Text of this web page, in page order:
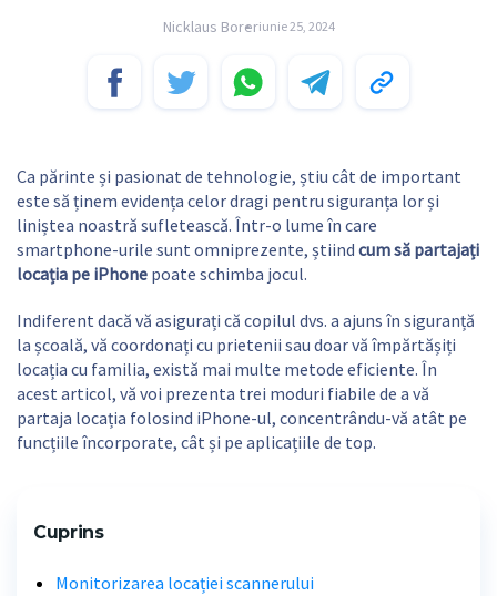
Nicklaus Boreriunie 25, 2024
Ca părinte și pasionat de tehnologie, știu cât de important
este să ținem evidența celor dragi pentru siguranța lor și
liniștea noastră sufletească. Într-o lume în care
smartphone-urile sunt omniprezente, știind cum să partajați
locația pe iPhone poate schimba jocul.
Indiferent dacă vă asigurați că copilul dvs. a ajuns în siguranță
la școală, vă coordonați cu prietenii sau doar vă împărtășiți
locația cu familia, există mai multe metode eficiente. În
acest articol, vă voi prezenta trei moduri fiabile de a vă
partaja locația folosind iPhone-ul, concentrându-vă atât pe
funcțiile încorporate, cât și pe aplicațiile de top.
Cuprins
Monitorizarea locației scannerului